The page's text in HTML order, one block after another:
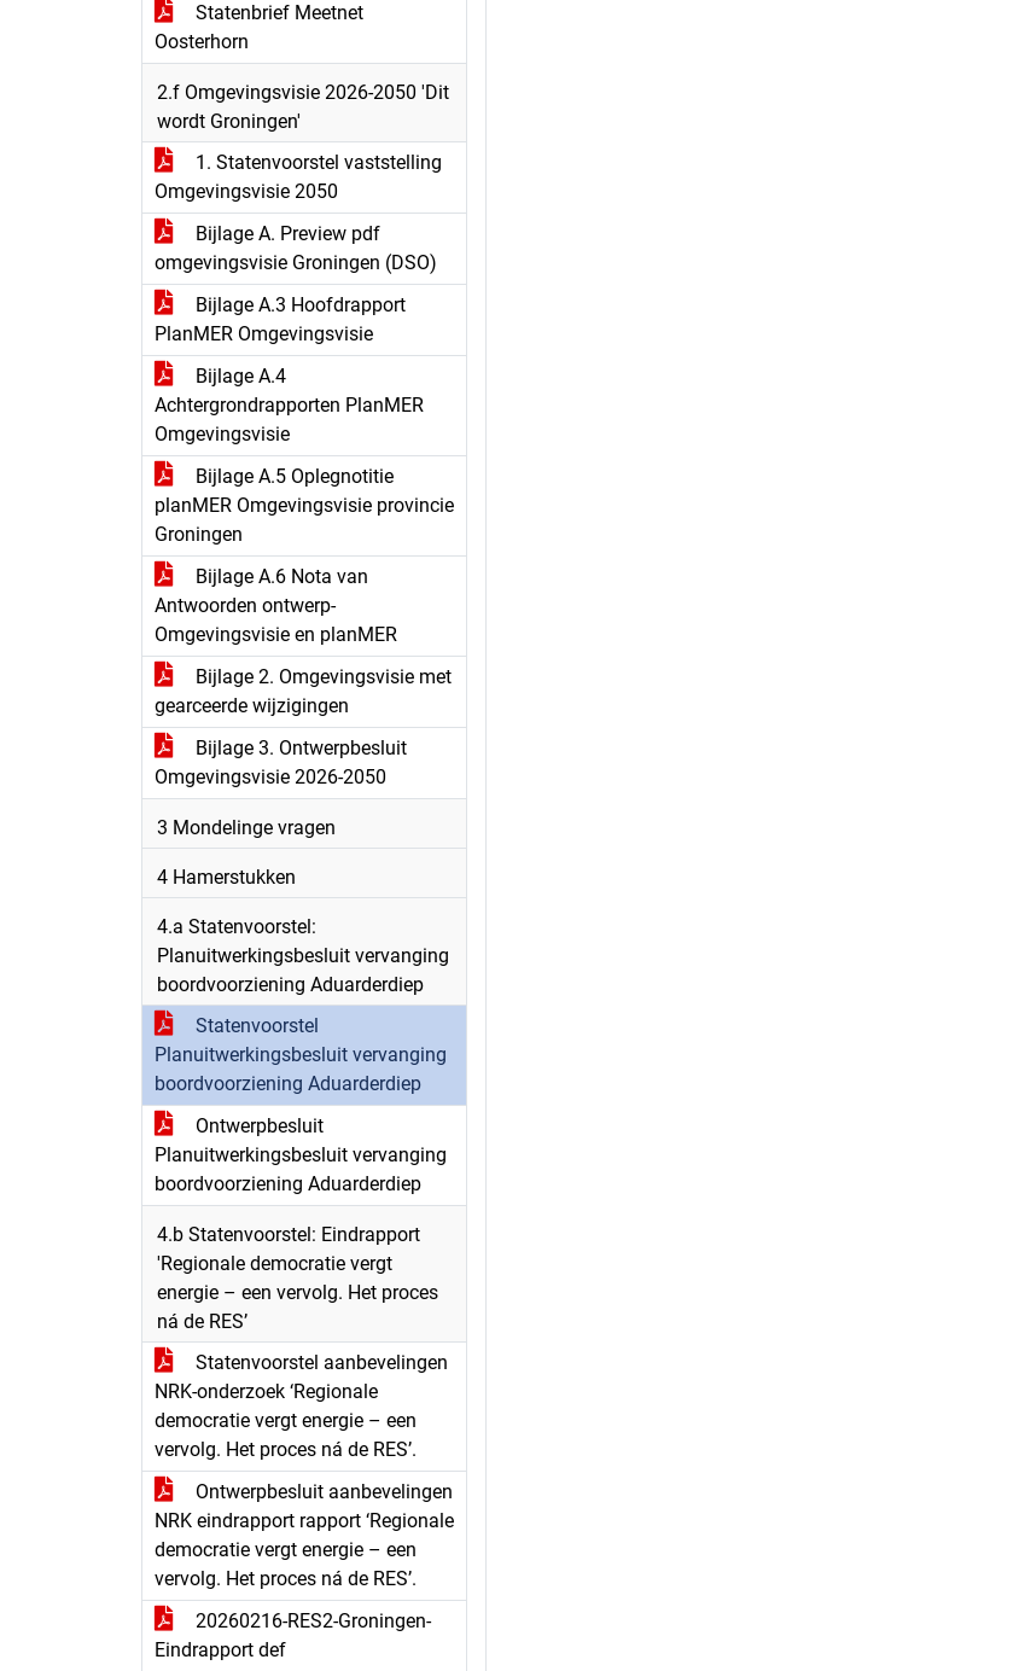
Statenbrief Meetnet
Oosterhorn
2.f Omgevingsvisie 2026-2050 'Dit
wordt Groningen'
1. Statenvoorstel vaststelling
Omgevingsvisie 2050
Bijlage A. Preview pdf
omgevingsvisie Groningen (DSO)
Bijlage A.3 Hoofdrapport
PlanMER Omgevingsvisie
Bijlage A.4
Achtergrondrapporten PlanMER
Omgevingsvisie
Bijlage A.5 Oplegnotitie
planMER Omgevingsvisie provincie
Groningen
Bijlage A.6 Nota van
Antwoorden ontwerp-
Omgevingsvisie en planMER
Bijlage 2. Omgevingsvisie met
gearceerde wijzigingen
Bijlage 3. Ontwerpbesluit
Omgevingsvisie 2026-2050
3 Mondelinge vragen
4 Hamerstukken
4.a Statenvoorstel:
Planuitwerkingsbesluit vervanging
boordvoorziening Aduarderdiep
Statenvoorstel
Planuitwerkingsbesluit vervanging
boordvoorziening Aduarderdiep
Ontwerpbesluit
Planuitwerkingsbesluit vervanging
boordvoorziening Aduarderdiep
4.b Statenvoorstel: Eindrapport
'Regionale democratie vergt
energie – een vervolg. Het proces
ná de RES’
Statenvoorstel aanbevelingen
NRK-onderzoek ‘Regionale
democratie vergt energie – een
vervolg. Het proces ná de RES’.
Ontwerpbesluit aanbevelingen
NRK eindrapport rapport ‘Regionale
democratie vergt energie – een
vervolg. Het proces ná de RES’.
20260216-RES2-Groningen-
Eindrapport def